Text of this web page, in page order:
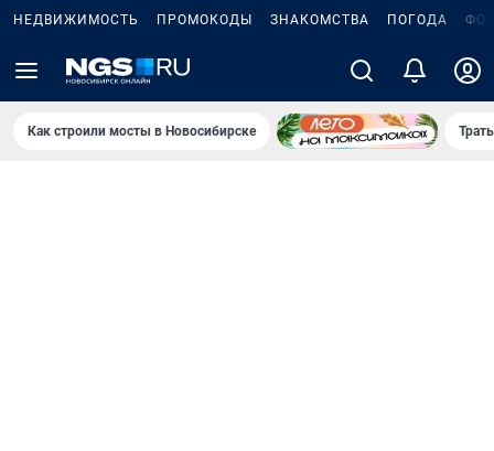
НЕДВИЖИМОСТЬ ПРОМОКОДЫ ЗНАКОМСТВА ПОГОДА
Как строили мосты в Новосибирске